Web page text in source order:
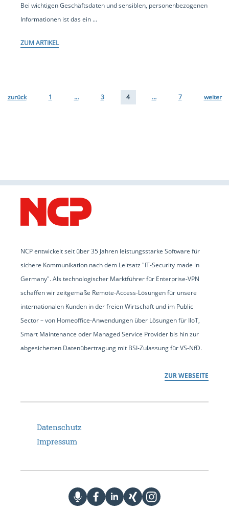
Bei wichtigen Geschäftsdaten und sensiblen, personenbezogenen
Informationen ist das ein ...
ZUM ARTIKEL
zurück 1 … 3 4 … 7 weiter
NCP entwickelt seit über 35 Jahren leistungsstarke Software für
sichere Kommunikation nach dem Leitsatz "IT-Security made in
Germany". Als technologischer Marktführer für Enterprise-VPN
schaffen wir zeitgemäße Remote-Access-Lösungen für unsere
internationalen Kunden in der freien Wirtschaft und im Public
Sector – von Homeoffice-Anwendungen über Lösungen für IIoT,
Smart Maintenance oder Managed Service Provider bis hin zur
abgesicherten Datenübertragung mit BSI-Zulassung für VS-NfD.
ZUR WEBSEITE
Datenschutz
Impressum